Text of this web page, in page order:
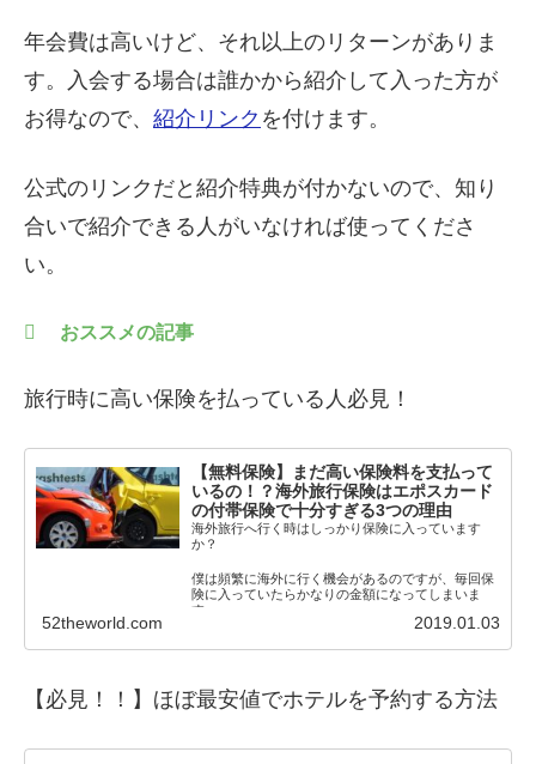
年会費は高いけど、それ以上のリターンがありま
す。入会する場合は誰かから紹介して入った方が
お得なので、 紹介リンク を付けます。
公式のリンクだと紹介特典が付かないので、知り
合いで紹介できる人がいなければ使ってくださ
い。
おススメの記事
旅行時に高い保険を払っている人必見！
【無料保険】まだ高い保険料を支払って
いるの！？海外旅行保険はエポスカード
の付帯保険で十分すぎる3つの理由
海外旅行へ行く時はしっかり保険に入っています
か？
僕は頻繁に海外に行く機会があるのですが、毎回保
険に入っていたらかなりの金額になってしまいま
す。
52theworld.com 2019.01.03
【必見！！】 ほぼ最安値でホテルを予約する方法